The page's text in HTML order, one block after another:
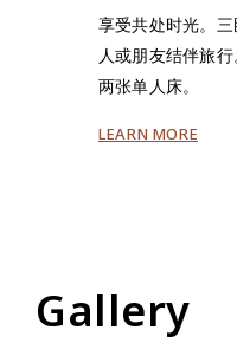
享受共处时光。
人或朋友结伴旅
两张单人床。
LEARN MORE
Gallery